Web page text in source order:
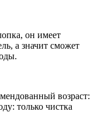
он имеет
а значит сможет
возраст:
только чистка